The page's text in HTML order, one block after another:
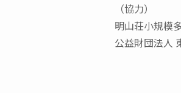
（協力）
明山荘小規模
公益財団法人